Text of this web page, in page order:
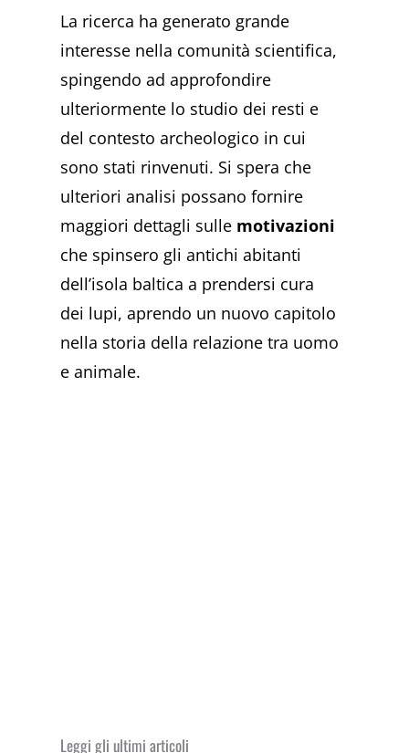
La ricerca ha generato grande
interesse nella comunità scientifica,
spingendo ad approfondire
ulteriormente lo studio dei resti e
del contesto archeologico in cui
sono stati rinvenuti. Si spera che
ulteriori analisi possano fornire
maggiori dettagli sulle motivazioni
che spinsero gli antichi abitanti
dell’isola baltica a prendersi cura
dei lupi, aprendo un nuovo capitolo
nella storia della relazione tra uomo
e animale.
Leggi gli ultimi articoli